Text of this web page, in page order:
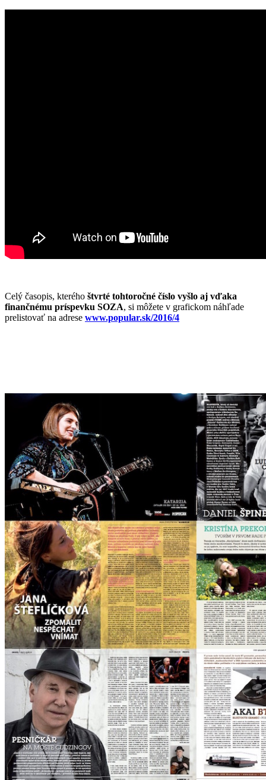
Celý časopis, kterého štvrté tohtoročné číslo vyšlo aj vďaka
finančnému príspevku SOZA, si môžete v grafickom náhľade
prelistovať na adrese www.popular.sk/2016/4